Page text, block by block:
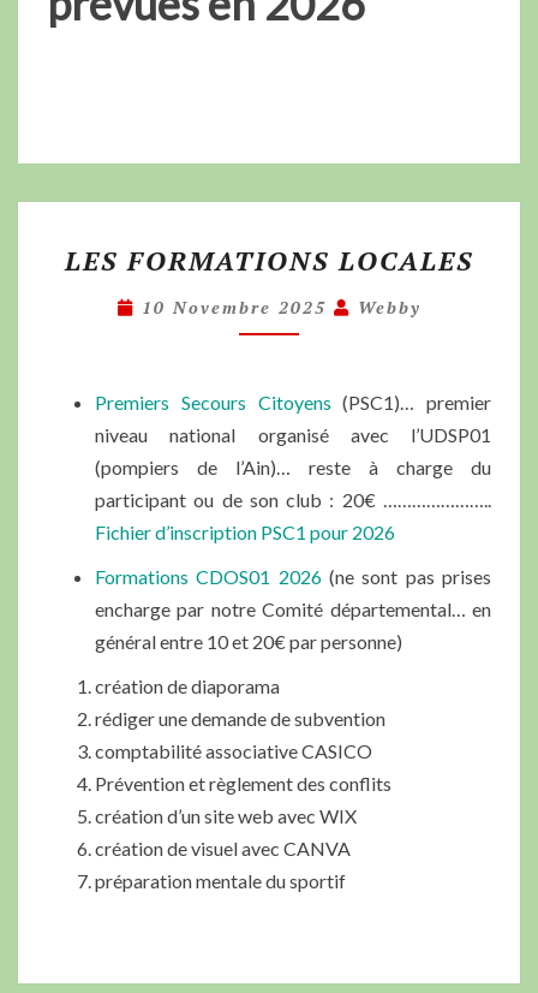
LES FORMATIONS LOCALES
10 Novembre 2025 Webby
Premiers Secours Citoyens (PSC1)… premier
niveau national organisé avec l’UDSP01
(pompiers de l’Ain)… reste à charge du
participant ou de son club : 20€ …………………..
Fichier d’inscription PSC1 pour 2026
Formations CDOS01 2026(ne sont pas prises
encharge par notre Comité départemental… en
général entre 10 et 20€ par personne)
création de diaporama
rédiger une demande de subvention
comptabilité associative CASICO
Prévention et règlement des conflits
création d’un site web avec WIX
création de visuel avec CANVA
préparation mentale du sportif